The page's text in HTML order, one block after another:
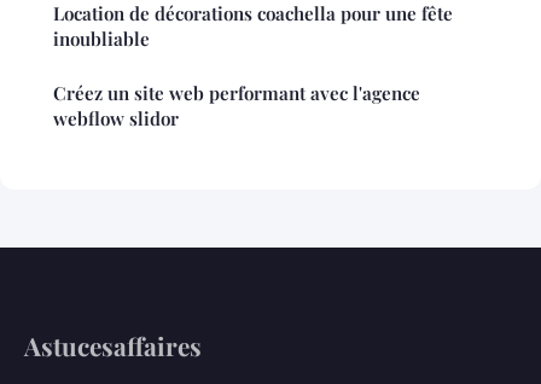
Location de décorations coachella pour une fête
inoubliable
Créez un site web performant avec l'agence
webflow slidor
Astucesaffaires